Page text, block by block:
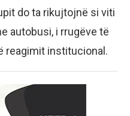
do ta rikujtojnë si viti
autobusi, i rrugëve të
reagimit institucional.